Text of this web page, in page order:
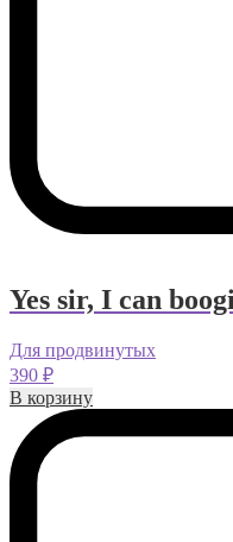
Yes sir, I can
Для продвинутых
390 ₽
В корзину